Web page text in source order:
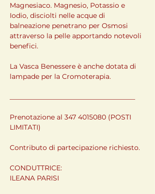
Magnesiaco. Magnesio, Potassio e
Iodio, disciolti nelle acque di
balneazione penetrano per Osmosi
attraverso la pelle apportando notevoli
benefici.
La Vasca Benessere è anche dotata di
lampade per la Cromoterapia.
Prenotazione al 347 4015080 (POSTI
LIMITATI)
Contributo di partecipazione richiesto.
CONDUTTRICE:
ILEANA PARISI